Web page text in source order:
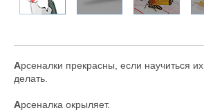
Арсеналки прекрасны, если научиться их
делать.
Арсеналка окрыляет.